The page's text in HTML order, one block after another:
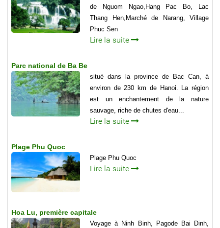
de Nguom Ngao,Hang Pac Bo, Lac
Thang Hen,Marché de Narang, Village
Phuc Sen
Lire la suite
Parc national de Ba Be
situé dans la province de Bac Can, à
environ de 230 km de Hanoi. La région
est un enchantement de la nature
sauvage, riche de chutes d'eau...
Lire la suite
Plage Phu Quoc
Plage Phu Quoc
Lire la suite
Hoa Lu, première capitale
Voyage à Ninh Binh, Pagode Bai Dinh,